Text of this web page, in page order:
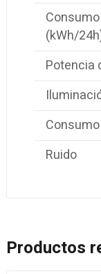
(kWh/
Potencia
Ruido
Productos